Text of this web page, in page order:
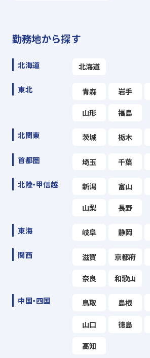
勤務地から探す
北海道 北海道
東北 青森 岩手
山形 福島
北関東 茨城 栃木
首都圏 埼玉 千葉
北陸・甲信越 新潟 富山
山梨 長野
東海 岐阜 静岡
関西 滋賀 京都府
奈良 和歌山
中国・四国 鳥取 島根
山口 徳島
高知